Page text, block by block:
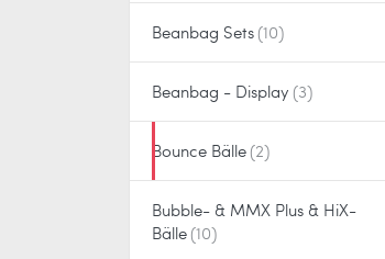
Beanbag Sets
Beanbag - Display
Bounce Bälle
Bubble- & MMX Plus & HiX-
Bälle